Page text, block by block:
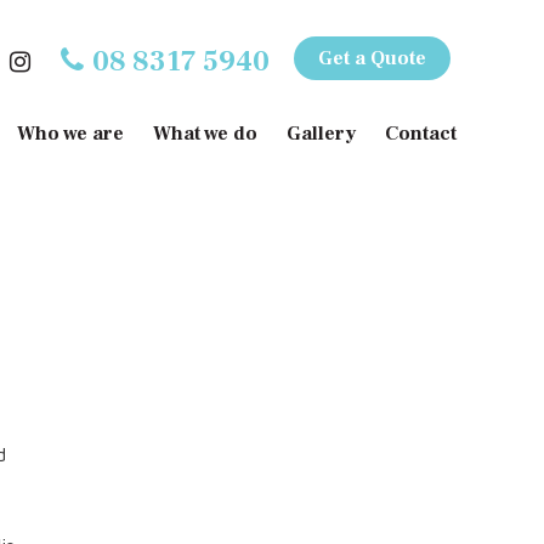
08 8317 5940 Get a Quote
Who we are What we do Gallery Contact